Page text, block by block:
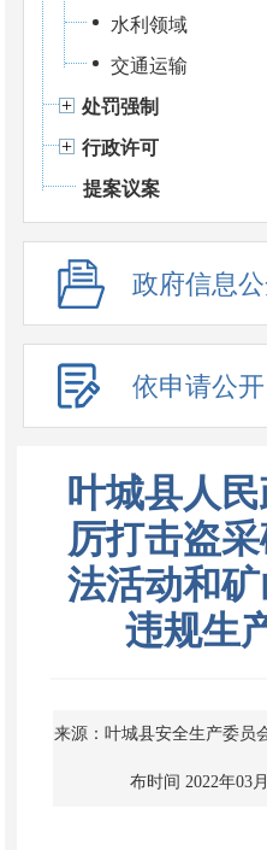
水利领域
交通运输
处罚强制
行政许可
提案议案
政府信息
依申请公开
叶城县人
厉打击盗
法活动和
违规生
来源：叶城县安全生产委员
布时间 2022年03